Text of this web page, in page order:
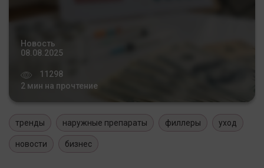
Новость
08.08.2025
11298
2 мин на прочтение
тренды наружные препараты филлеры уход
новости бизнес